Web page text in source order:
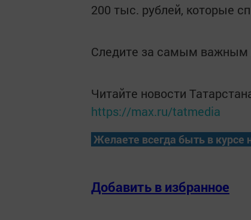
200 тыс. рублей, которые
Следите за самым важным
Читайте новости
https://max.ru/tatmedia
Желаете всегда быть в курсе
Добавить в избранное